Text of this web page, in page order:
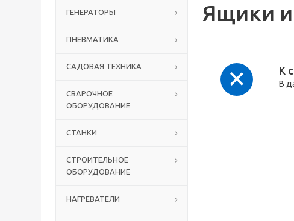
ГЕНЕРАТОРЫ
ПНЕВМАТИКА
САДОВАЯ ТЕХНИКА
СВАРОЧНОЕ
ОБОРУДОВАНИЕ
СТАНКИ
СТРОИТЕЛЬНОЕ
ОБОРУДОВАНИЕ
НАГРЕВАТЕЛИ
Ящики и
К
В